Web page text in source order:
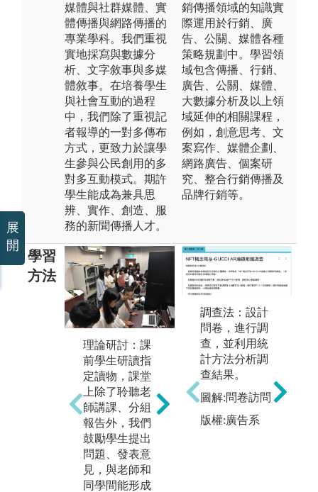
媒體與社群媒體、實
體傳播與網路傳播的
專業學科。我們重視
實地採寫與數據分
析、文字敘事與多媒
體敘事。在培養學生
與社會互動的過程
中，我們除了重視記
者報導的一對多傳布
方式，更致力於讓學
生參與公民創用的多
對多互動模式。期許
學生能成為兼具思
辨、實作、創造、服
務的新聞傳播人才。
銷傳播領域的知識實
際運用於行銷、廣
告、公關、媒體各種
策略規劃中。學習領
域包含傳播、行銷、
廣告、公關、媒體、
大數據分析及以上領
域延伸的相關課程，
例如，創意思考、文
案寫作、媒體企劃、
網路廣告、個案研
究、整合行銷傳播及
品牌行銷等。
學習
方法
理論研討：課
前學生研讀指
定讀物，課堂
上除了聆聽老
師講課、分組
報告外，我們
鼓勵學生提出
問題、發表意
見，與老師和
同學間能形成
實務演練：老
師傳授專業技
能，如採訪、
查證、攝影、
寫作、編輯、
播報、數據分
調查法：設計
問卷，進行調
查，並利用統
計方法分析調
查結果。
圖解:問卷訪問
版權:廣告系
展
開